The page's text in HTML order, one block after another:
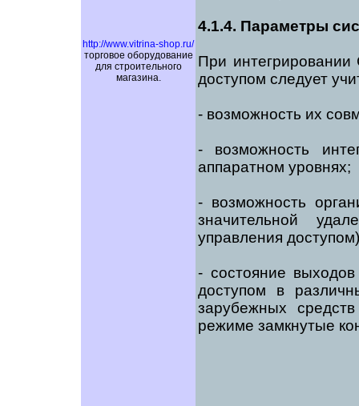
http://www.vitrina-shop.ru/
торговое оборудование
для строительного
магазина.
4.1.4. Параметры
При
доступом следует
- возможность их
- возможность
аппаратном уровнях;
- возможность
значительной
управления
- состояние
доступом в
зарубежных
режиме замкнутые